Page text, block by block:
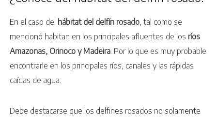
En el caso del hábitat del delfín rosado , tal como se
mencionó habitan en los principales afluentes de los ríos
Amazonas, Orinoco y Madeira . Por lo que es muy probable
encontrarle en los principales ríos, canales y las rápidas
caídas de agua.
Debe destacarse que los delfines rosados no solamente